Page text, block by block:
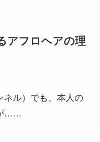
アフロヘアの理
ネル）でも、本人の
……